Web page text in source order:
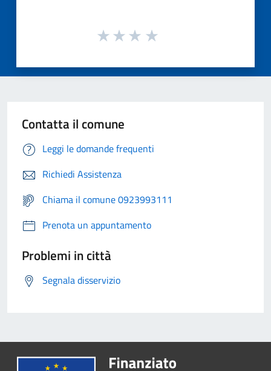
Contatta il comune
Leggi le domande frequenti
Richiedi Assistenza
Chiama il comune 0923993111
Prenota un appuntamento
Problemi in città
Segnala disservizio